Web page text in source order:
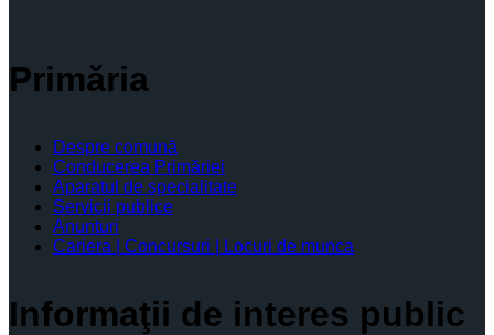
Primăria
Despre comună
Conducerea Primăriei
Aparatul de specialitate
Servicii publice
Anunturi
Cariera | Concursuri | Locuri de munca
Informaţii de interes public